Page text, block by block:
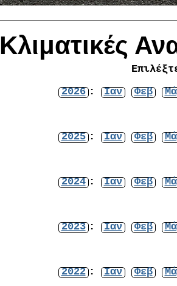
Κλιματικές
2026 : Ιαν Φεβ
2025 : Ιαν Φεβ
2024 : Ιαν Φεβ
2023 : Ιαν Φεβ
2022 : Ιαν Φεβ